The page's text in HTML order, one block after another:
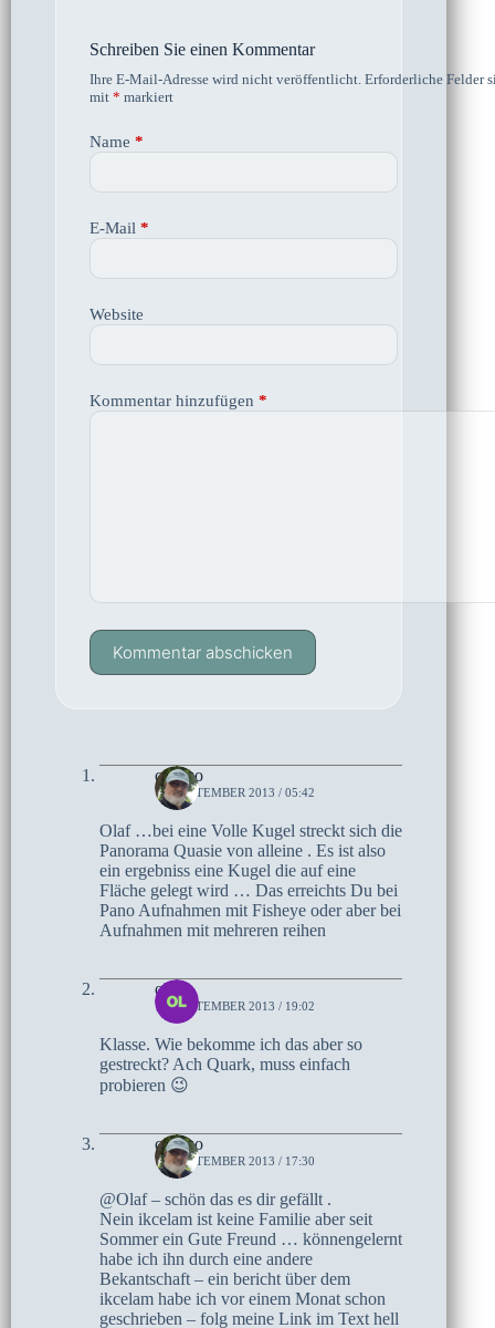
Schreiben Sie einen Kommentar
Ihre E-Mail-Adresse wird nicht veröffentlicht. Erforderliche Felder
mit * markiert
Name *
E-Mail *
Website
Kommentar hinzufügen *
Kommentar abschicken
czoczo
18. SEPTEMBER 2013 / 05:42
Olaf …bei eine Volle Kugel streckt sich die
Panorama Quasie von alleine . Es ist also
ein ergebniss eine Kugel die auf eine
Fläche gelegt wird … Das erreichts Du bei
Pano Aufnahmen mit Fisheye oder aber bei
Aufnahmen mit mehreren reihen
olaf
17. SEPTEMBER 2013 / 19:02
Klasse. Wie bekomme ich das aber so
gestreckt? Ach Quark, muss einfach
probieren 😉
czoczo
17. SEPTEMBER 2013 / 17:30
@Olaf – schön das es dir gefällt .
Nein ikcelam ist keine Familie aber seit
Sommer ein Gute Freund … könnengelernt
habe ich ihn durch eine andere
Bekantschaft – ein bericht über dem
ikcelam habe ich vor einem Monat schon
geschrieben – folg meine Link im Text hell